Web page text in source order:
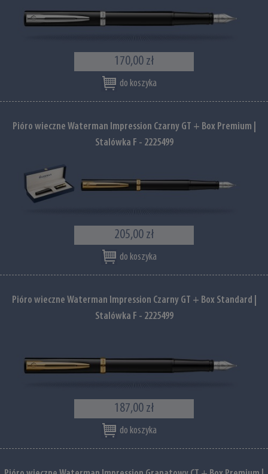
170,00 zł
do koszyka
Pióro wieczne Waterman Impression Czarny GT + Box Premium |
Stalówka F - 2225499
205,00 zł
do koszyka
Pióro wieczne Waterman Impression Czarny GT + Box Standard |
Stalówka F - 2225499
187,00 zł
do koszyka